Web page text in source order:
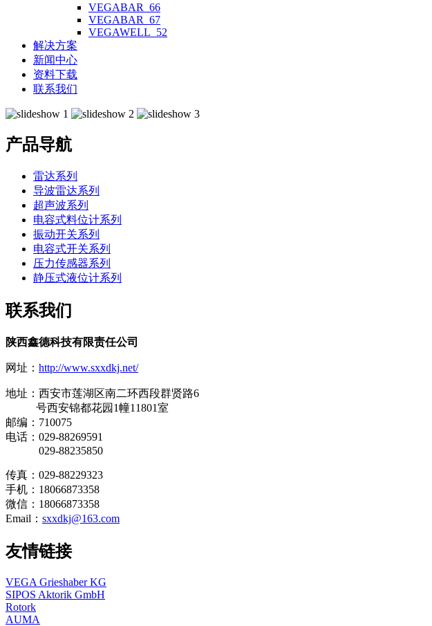
VEGABAR_66
VEGABAR_67
VEGAWELL_52
解决方案
新闻中心
资料下载
联系我们
产品导航
雷达系列
导波雷达系列
超声波系列
电容式料位计系列
振动开关系列
电容式开关系列
压力传感器系列
静压式液位计系列
联系我们
陕西鑫德科技有限责任公司
网址： http://www.sxxdkj.net/
地址：西安市莲湖区南二环西段群贤路6
号西安锦都花园1幢11801室
邮编：710075
电话：029-88269591
029-88235850
传真：029-88229323
手机：18066873358
微信：18066873358
Email： sxxdkj@163.com
友情链接
VEGA Grieshaber KG
SIPOS Aktorik GmbH
Rotork
AUMA